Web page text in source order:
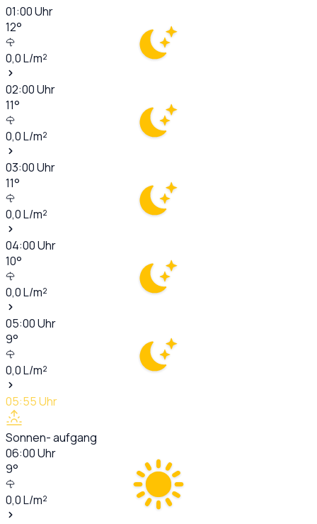
01:00Uhr
12°
0,0L/m²
02:00Uhr
11°
0,0L/m²
03:00Uhr
11°
0,0L/m²
04:00Uhr
10°
0,0L/m²
05:00Uhr
9°
0,0L/m²
05:55Uhr
Sonnen- aufgang
06:00Uhr
9°
0,0L/m²